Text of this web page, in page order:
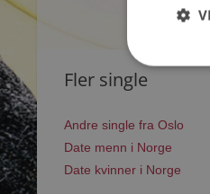
Fler single
Andre single fra Oslo
Date menn i Norge
Date kvinner i Norge